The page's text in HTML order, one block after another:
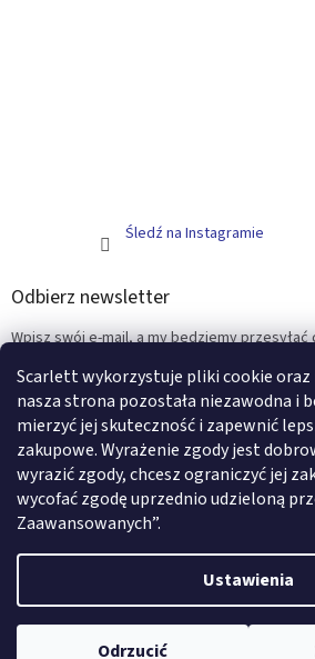
Scarlett wykorzystuje pliki cookie
nasza strona pozostała niezawodna i
mierzyć jej skuteczność i zapewnić
zakupowe. Wyrażenie zgody jest
wyrazić zgody, chcesz ograniczyć jej
wycofać zgodę uprzednio udzieloną
Zaawansowanych”.
Ustawienia
Odrzucić
Śledź na Instagramie
Odbierz newsletter
Wpisz swój e-mail, a my będziemy
E-mail
ZALOGUJ SIĘ
Copyright 2026Scarlett - artykuły i
prawa zastrzeżone.
Edytuj